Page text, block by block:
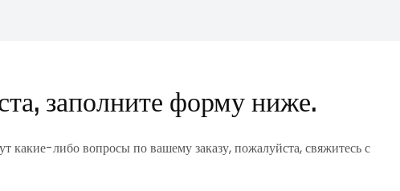
заполните форму ниже.
какие-либо вопросы по вашему заказу, пожалуйста, свяжитесь с